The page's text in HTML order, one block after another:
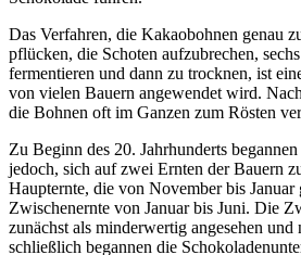
Das Verfahren, die Kakaobohnen genau
pflücken, die Schoten aufzubrechen,
fermentieren und dann zu trocknen, ist
von vielen Bauern angewendet wird.
die Bohnen oft im Ganzen zum Rösten
Zu Beginn des 20. Jahrhunderts
jedoch, sich auf zwei Ernten der Bauern
Haupternte, die von November bis
Zwischenernte von Januar bis Juni. Die
zunächst als minderwertig angesehen
schließlich begannen die